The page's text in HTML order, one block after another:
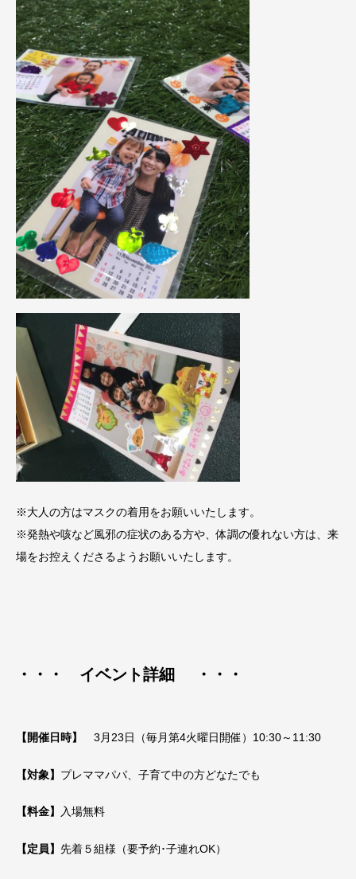
※大人の方はマスクの着用をお願いいたします。
※発熱や咳など風邪の症状のある方や、体調の優れない方は、来
場をお控えくださるようお願いいたします。
・・・ イベント詳細 ・・・
【開催日時】 3月23日（毎月第4火曜日開催）10:30～11:30
【対象】 プレママパパ、子育て中の方どなたでも
【料金】 入場無料
【定員】 先着５組様（要予約･子連れOK）